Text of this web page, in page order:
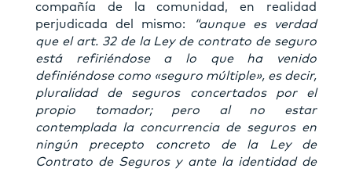
compañía de la comunidad, en realidad
perjudicada del mismo: “aunque es verdad
que el art. 32 de la Ley de contrato de seguro
está refiriéndose a lo que ha venido
definiéndose como «seguro múltiple», es decir,
pluralidad de seguros concertados por el
propio tomador; pero al no estar
contemplada la concurrencia de seguros en
ningún precepto concreto de la Ley de
Contrato de Seguros y ante la identidad de